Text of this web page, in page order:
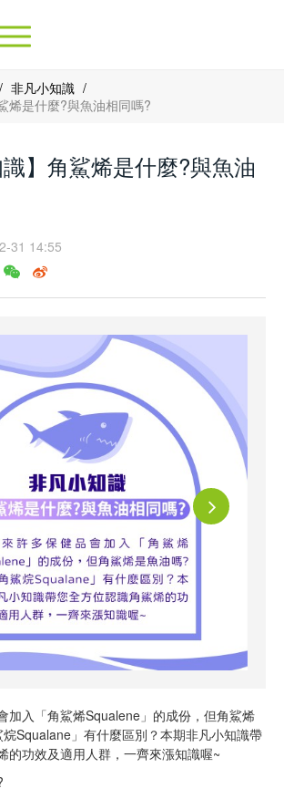
/ 非凡小知識 /
烯是什麼?與魚油相同嗎?
識】角鯊烯是什麼?與魚油
31 14:55
加入「角鯊烯Squalene」的成份，但角鯊烯
Squalane」有什麼區別？本期非凡小知識帶
的功效及適用人群，一齊來漲知識喔~